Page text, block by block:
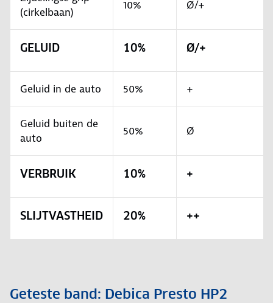
(cirkelbaan)
10% Ø/+
GELUID 10% Ø/+
Geluid in de auto 50% +
Geluid buiten de
auto
50% Ø
VERBRUIK 10% +
SLIJTVASTHEID 20% ++
Geteste band: Debica Presto HP2